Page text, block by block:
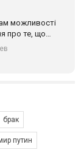
брак
путин